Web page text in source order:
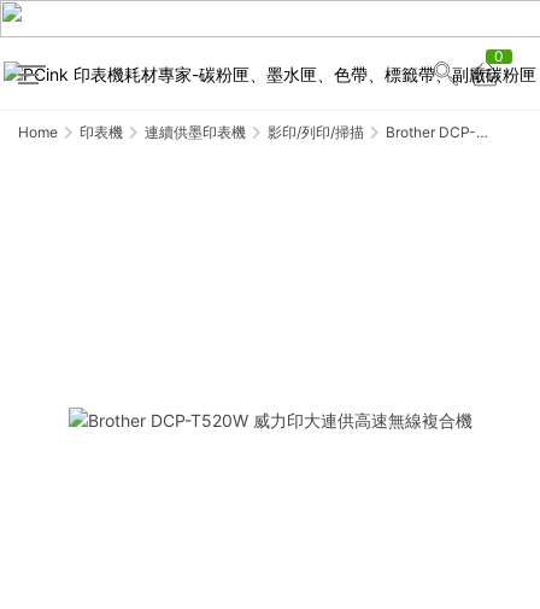
0
Home 印表機 連續供墨印表機 影印/列印/掃描
Brother DCP-